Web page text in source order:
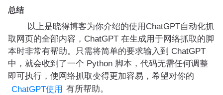
总结
以上是晓得博客为你介绍的使用ChatGPT自动化抓
取网页的全部内容，ChatGPT 在生成用于网络抓取的脚
本时非常有帮助。只需将简单的要求输入到 ChatGPT
中，就会收到了一个 Python 脚本，代码无需任何调整
即可执行，使网络抓取变得更加容易，希望对你的
ChatGPT使用 有所帮助。